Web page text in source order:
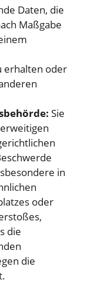
Daten, die
Maßgabe
erhalten oder
Sie
in
oder
die
die